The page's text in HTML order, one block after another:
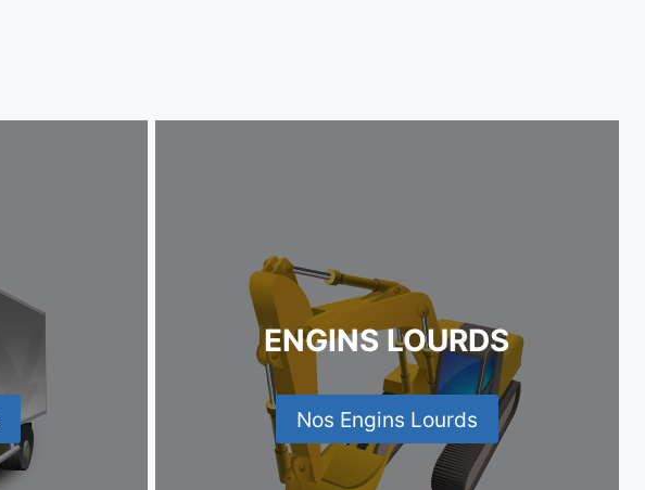
ENGINS LOURDS
Nos Engins Lourds